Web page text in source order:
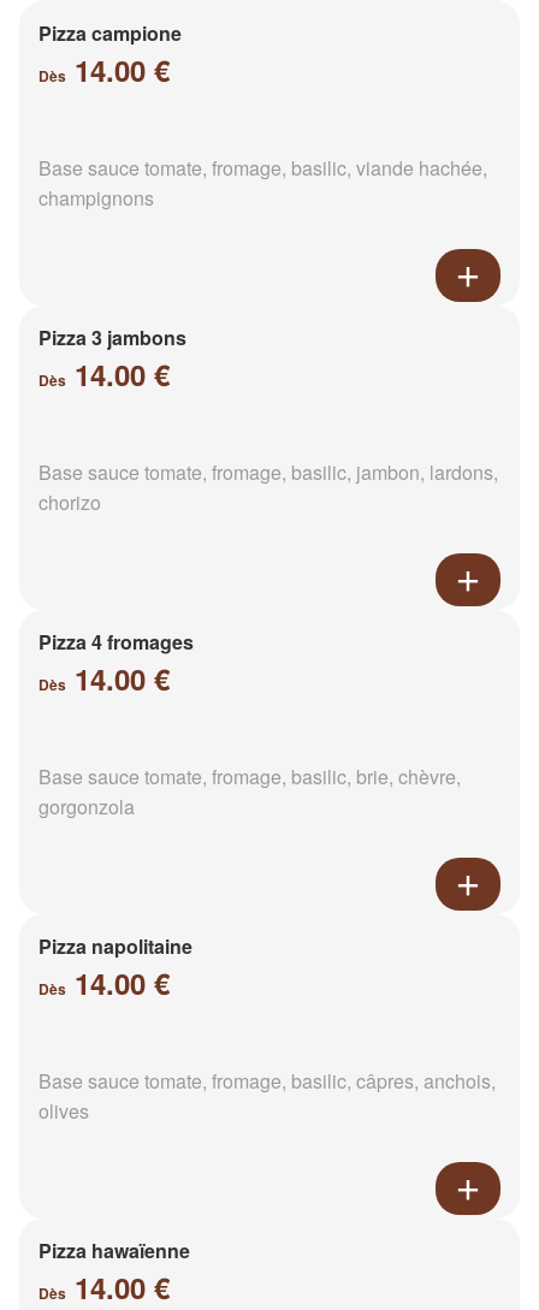
Pizza campione
Dès 14.00 €
Base sauce tomate, fromage, basilic, viande hachée,
champignons
Pizza 3 jambons
Dès 14.00 €
Base sauce tomate, fromage, basilic, jambon, lardons,
chorizo
Pizza 4 fromages
Dès 14.00 €
Base sauce tomate, fromage, basilic, brie, chèvre,
gorgonzola
Pizza napolitaine
Dès 14.00 €
Base sauce tomate, fromage, basilic, câpres, anchois,
olives
Pizza hawaïenne
Dès 14.00 €